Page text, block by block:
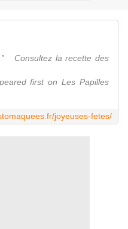
Consultez la recette des
first on Les Papilles
joyeuses-fetes/